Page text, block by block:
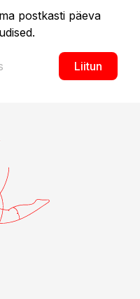
postkasti päeva
Liitun